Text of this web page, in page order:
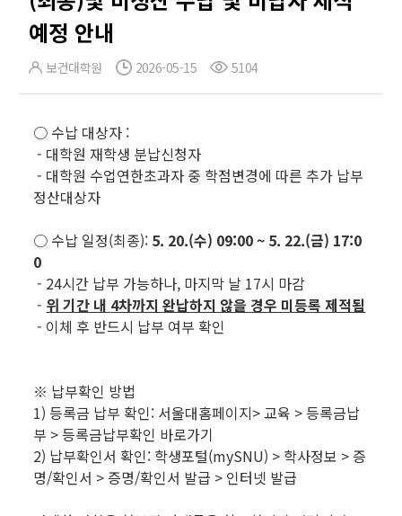
예정 안내
보건대학원 2026-05-15 5104
○ 수납 대상자 :
- 대학원 재학생 분납신청자
- 대학원 수업연한초과자 중 학점변경에 따른 추가 납부
정산대상자
○ 수납 일정(최종): 5. 20.(수) 09:00 ~ 5. 22.(금) 17:0
0
- 24시간 납부 가능하나, 마지막 날 17시 마감
- 위 기간 내 4차까지 완납하지 않을 경우 미등록 제적됨
- 이체 후 반드시 납부 여부 확인
※ 납부확인 방법
1) 등록금 납부 확인: 서울대홈페이지> 교육 > 등록금납
부 > 등록금납부확인 바로가기
2) 납부확인서 확인: 학생포털(mySNU) > 학사정보 > 증
명/확인서 > 증명/확인서 발급 > 인터넷 발급